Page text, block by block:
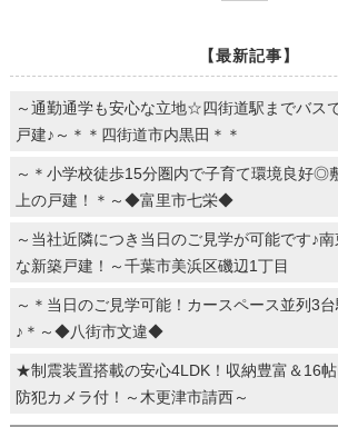
【最新記事】
～通勤通学も安心な立地☆四街道駅までバス
戸建♪～＊＊四街道市内黒田＊＊
～＊小学校徒歩15分圏内で子育て環境良好◎
上の戸建！＊～◆富里市七栄◆
～当社近隣につき当日のご見学が可能です♪
な新築戸建！～千葉市美浜区磯辺1丁目
～＊当日のご見学可能！カースペース並列3
♪＊～◆八街市文違◆
★制震装置搭載の安心4LDK！収納豊富＆16帖
防犯カメラ付！～木更津市請西～